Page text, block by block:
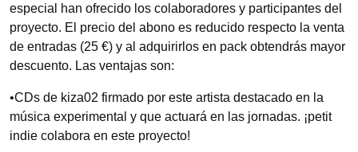
especial han ofrecido los colaboradores y participantes del
proyecto. El precio del abono es reducido respecto la venta
de entradas (25 €) y al adquirirlos en pack obtendrás mayor
descuento. Las ventajas son:
•CDs de kiza02 firmado por este artista destacado en la
música experimental y que actuará en las jornadas. ¡petit
indie colabora en este proyecto!